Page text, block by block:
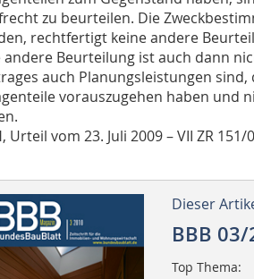
zu beurteilen. Die
rechtfertigt keine andere
andere Beurteilung ist auch dann
auch Planungsleistungen
vorauszugehen haben und
Urteil vom 23. Juli 2009 – VII ZR 151/
Dieser
BBB
Top Thema: